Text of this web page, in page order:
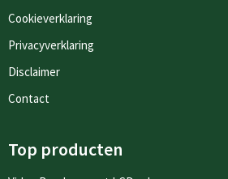
Cookieverklaring
Privacyverklaring
Disclaimer
Contact
Top producten